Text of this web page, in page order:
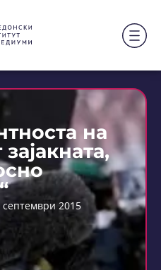
на
септември 2015